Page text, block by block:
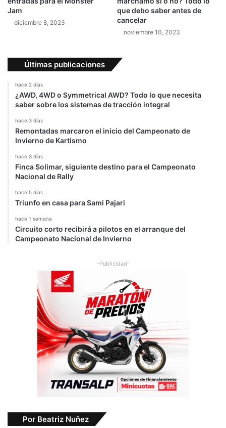
Jam
diciembre 8, 2023
que debo saber antes de
cancelar
noviembre 10, 2023
Últimas publicaciones
hace 2 días
¿AWD, 4WD o Symmetrical AWD? Todo lo que necesita
saber sobre los sistemas de tracción integral
hace 3 días
Remontadas marcaron el inicio del Campeonato de
Invierno de Kartismo
hace 3 días
Finca Solimar, siguiente destino para el Campeonato
Nacional de Rally
hace 5 días
Triunfo en casa para Sami Pajari
hace 1 semana
Circuito corto recibirá a pilotos en el arranque del
Campeonato Nacional de Invierno
-Publicidad-
Por Beatriz Nuñez